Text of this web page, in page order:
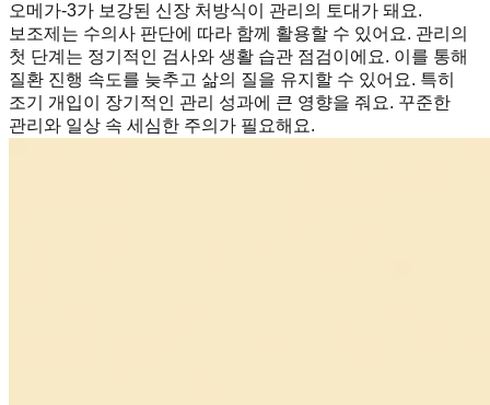
오메가-3가 보강된 신장 처방식이 관리의 토대가 돼요.
보조제는 수의사 판단에 따라 함께 활용할 수 있어요. 관리의
첫 단계는 정기적인 검사와 생활 습관 점검이에요. 이를 통해
질환 진행 속도를 늦추고 삶의 질을 유지할 수 있어요. 특히
조기 개입이 장기적인 관리 성과에 큰 영향을 줘요. 꾸준한
관리와 일상 속 세심한 주의가 필요해요.